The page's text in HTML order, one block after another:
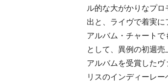
ル的な大がかりなプ
出と、ライヴで着実
アルバム・チャート
として、異例の初週
アルバムを受賞した
リスのインディーレ